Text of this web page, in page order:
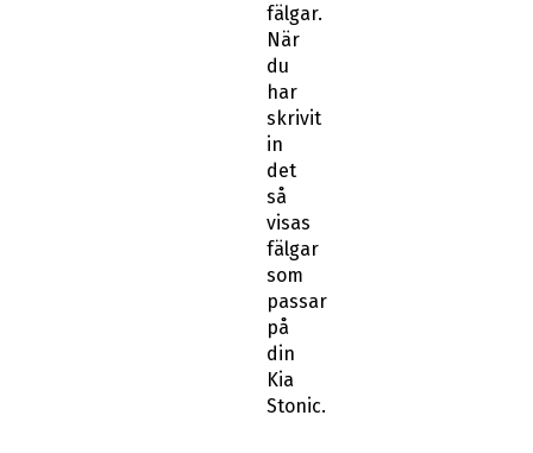
fälgar.
När
du
har
skrivit
in
det
så
visas
fälgar
som
passar
på
din
Kia
Stonic.